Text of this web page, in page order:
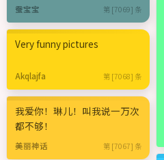
蚕宝宝 第 [7069] 条
Very funny pictures
Akqlajfa 第 [7068] 条
我爱你！琳儿！叫我说一万次
都不够！
美丽神话 第 [7067] 条